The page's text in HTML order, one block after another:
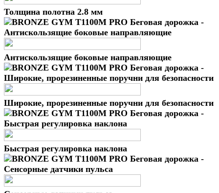
Толщина полотна 2.8 мм
Антискользящие боковые направляющие
Широкие, прорезиненные поручни для безопасности
Быстрая регулировка наклона